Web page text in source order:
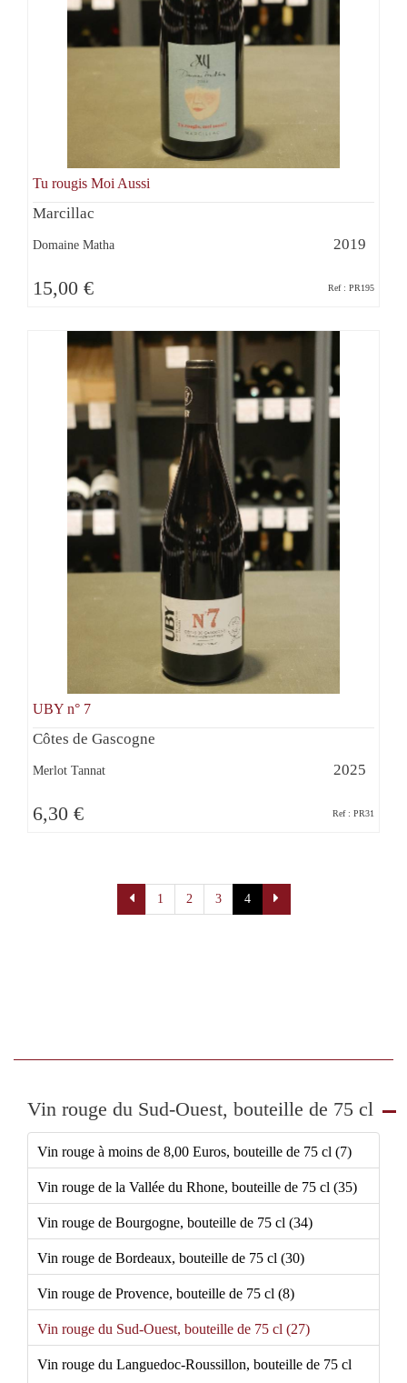
Vin rouge du Sud-Ouest, bouteille de 75 cl
Vin rouge à moins de 8,00 Euros, bouteille de 75 cl (7)
Vin rouge de la Vallée du Rhone, bouteille de 75 cl (35)
Vin rouge de Bourgogne, bouteille de 75 cl (34)
Vin rouge de Bordeaux, bouteille de 75 cl (30)
Vin rouge de Provence, bouteille de 75 cl (8)
Vin rouge du Sud-Ouest, bouteille de 75 cl (27)
Vin rouge du Languedoc-Roussillon, bouteille de 75 cl
Tu rougis Moi Aussi
Marcillac
Domaine Matha 2019
15,00 € Ref : PR195
UBY n° 7
Côtes de Gascogne
Merlot Tannat 2025
6,30 € Ref : PR31
1 2 3 4